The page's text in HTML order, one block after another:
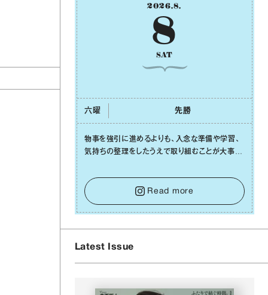
2026.8.
8
SAT
六曜 先勝
物事を強引に進めるよりも、⼊念な準備や学習、
気持ちの整理をしたうえで取り組むことが⼤事な
も焦らないで。意思を伝える⼯夫をしたり、あなた
⾃⾝や疲れていそうな⼈をいたわることに時間を
使いましょう。ここでしっかりとエネルギーを蓄
え、困難を乗り越える⼒に変えましょう。
Read more
Latest Issue